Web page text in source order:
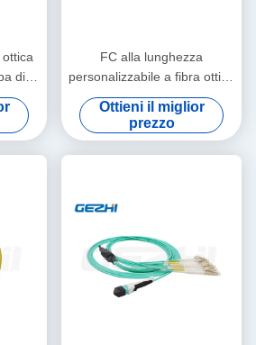
di
FC alla lunghezza
personalizzabile a fibra ottica
semplice del cavo di toppa di
LC MP per la trasmissione
dei dati
Ottieni il miglior
prezzo